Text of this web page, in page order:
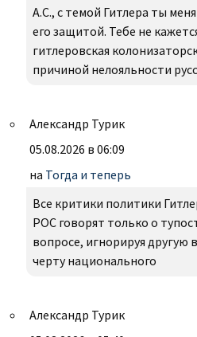
А.С., с темой Гитлера ты
его защитой. Тебе не
гитлеровская
причиной нелояльности
Александр Турик
05.08.2026 в 06:09
на Тогда и теперь
Все критики политики
РОС говорят только о
вопросе, игнорируя
черту национального
Александр Турик